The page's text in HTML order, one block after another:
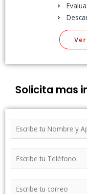
Solicita mas